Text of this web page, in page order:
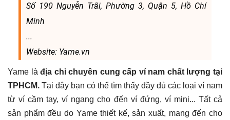
Số 190 Nguyễn Trãi, Phường 3, Quận 5, Hồ Chí
Minh
...
Website: Yame.vn
Yame làđịa chỉ chuyên cung cấp ví nam chất lượng tại
TPHCM. Tại đây bạn có thể tìm thấy đầy đủ các loại ví nam
từ ví cầm tay, ví ngang cho đến ví đứng, ví mini... Tất cả
sản phẩm đều do Yame thiết kế, sản xuất, mang đến cho